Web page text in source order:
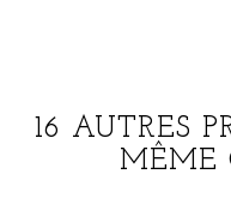
16 AUTRES
MÊME